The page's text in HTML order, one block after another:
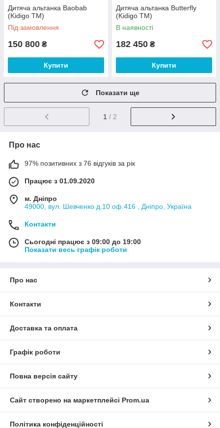
Дитяча альтанка Baobab
(Kidigo ТМ)
Під замовлення
150 800 ₴
Купити
Дитяча альтанка Butterfly
(Kidigo ТМ)
В наявності
182 450 ₴
Купити
Показати ще
1 / 2
Про нас
97% позитивних з 76 відгуків за рік
Працює з 01.09.2020
м. Дніпро
49000, вул. Шевченко д.10 оф.416 , Дніпро, Україна
Контакти
Сьогодні працює з 09:00 до 19:00
Показати весь графік роботи
Про нас
Контакти
Доставка та оплата
Графік роботи
Повна версія сайту
Сайт створено на маркетплейсі Prom.ua
Політика конфіденційності